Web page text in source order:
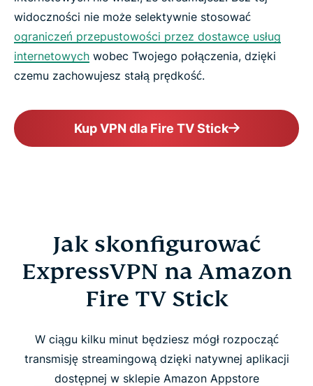
widoczności nie może selektywnie stosować
ograniczeń przepustowości przez dostawcę usług
internetowych wobec Twojego połączenia, dzięki
czemu zachowujesz stałą prędkość.
Kup VPN dla Fire TV Stick
Jak skonfigurować
ExpressVPN na Amazon
Fire TV Stick
W ciągu kilku minut będziesz mógł rozpocząć
transmisję streamingową dzięki natywnej aplikacji
dostępnej w sklepie Amazon Appstore